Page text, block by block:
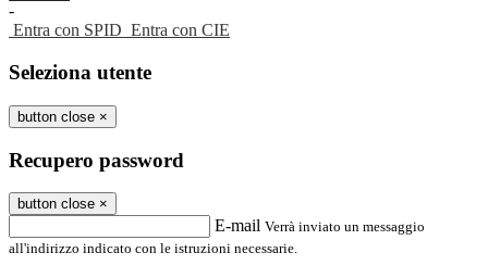
-
Entra con SPID Entra con CIE
Seleziona utente
button close ×
Recupero password
button close ×
E-mail Verrà inviato un messaggio
all'indirizzo indicato con le istruzioni necessarie.